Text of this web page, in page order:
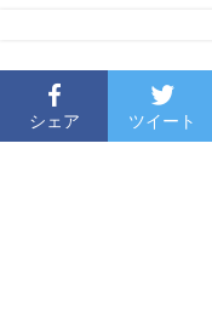
シェア ツイート